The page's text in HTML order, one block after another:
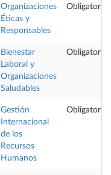
Organizaciones
Éticas y
Responsables
Obligatoria
Bienestar
Laboral y
Organizaciones
Saludables
Obligatoria
Gestión
Internacional
de los
Recursos
Humanos
Obligatoria